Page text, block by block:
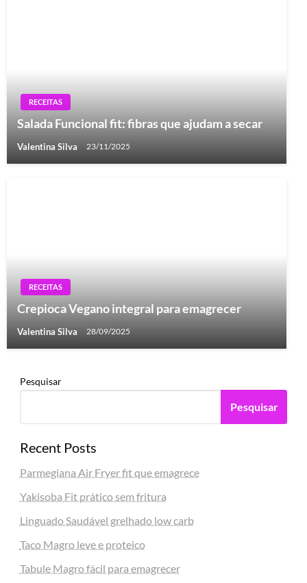
RECEITAS
Salada Funcional fit: fibras que ajudam a secar
Valentina Silva 23/11/2025
RECEITAS
Crepioca Vegano integral para emagrecer
Valentina Silva 28/09/2025
Pesquisar
Pesquisar
Recent Posts
Parmegiana Air Fryer fit que emagrece
Yakisoba Fit prático sem fritura
Linguado Saudável grelhado low carb
Taco Magro leve e proteico
Tabule Magro fácil para emagrecer